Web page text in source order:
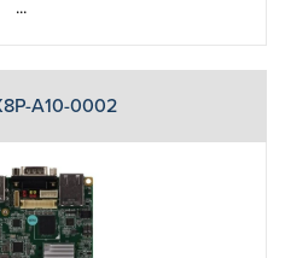
...
A10-0002